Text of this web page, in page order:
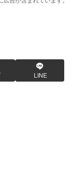
LINE